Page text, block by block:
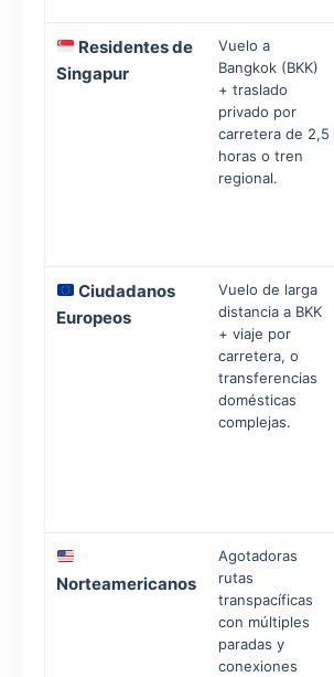
Residentes de
Singapur
Vuelo a
Bangkok (BKK)
+ traslado
privado por
carretera de 2,5
horas o tren
regional.
Ciudadanos
Europeos
Vuelo de larga
distancia a BKK
+ viaje por
carretera, o
transferencias
domésticas
complejas.
Norteamericanos
Agotadoras
rutas
transpacíficas
con múltiples
paradas y
conexiones